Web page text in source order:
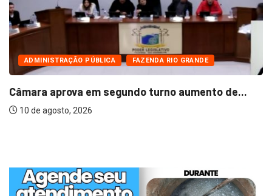
ADMINISTRAÇÃO PÚBLICA FAZENDA RIO GRANDE
Câmara aprova em segundo turno aumento de...
10 de agosto, 2026